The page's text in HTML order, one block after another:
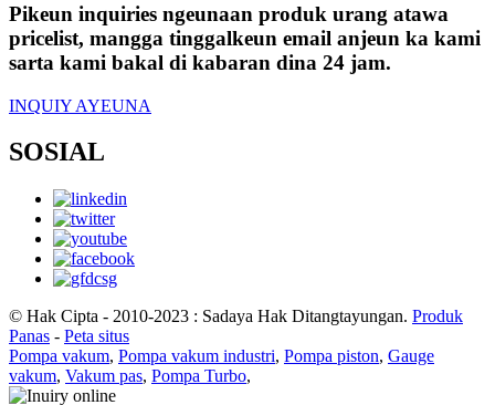
Pikeun inquiries ngeunaan produk urang atawa
pricelist, mangga tinggalkeun email anjeun ka kami
sarta kami bakal di kabaran dina 24 jam.
INQUIY AYEUNA
SOSIAL
© Hak Cipta - 2010-2023 : Sadaya Hak Ditangtayungan. Produk
Panas - Peta situs
Pompa vakum, Pompa vakum industri, Pompa piston, Gauge
vakum, Vakum pas, Pompa Turbo,